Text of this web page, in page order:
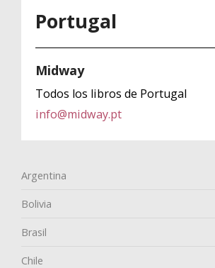
Portugal
Midway
Todos los libros de Portugal
info@midway.pt
Argentina
Bolivia
Brasil
Chile